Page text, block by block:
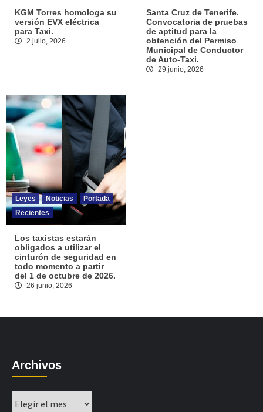
KGM Torres homologa su
versión EVX eléctrica
para Taxi.
2 julio, 2026
Santa Cruz de Tenerife.
Convocatoria de pruebas
de aptitud para la
obtención del Permiso
Municipal de Conductor
de Auto-Taxi.
29 junio, 2026
Leyes Noticias
Portada
Recientes
Los taxistas estarán
obligados a utilizar el
cinturón de seguridad en
todo momento a partir
del 1 de octubre de 2026.
26 junio, 2026
Archivos